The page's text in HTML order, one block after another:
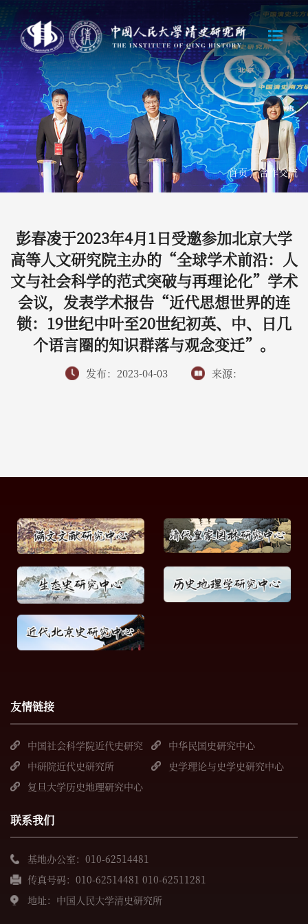
首页/合作交流
彭春凌于2023年4月1日受邀参加北京大学
高等人文研究院主办的“全球学术前沿：人
文与社会科学的范式突破与再理论化”学术
会议，发表学术报告“近代思想世界的连
锁：19世纪中叶至20世纪初英、中、日几
个语言圈的知识群落与观念变迁”。
发布：2023-04-03 来源：
友情链接
中国社会科学院近代史研究
所
中华民国史研究中心
中研院近代史研究所
史学理论与史学史研究中心
复旦大学历史地理研究中心
联系我们
基地办公室：010-62514481
传真号码：010-62514481 010-62511281
地址：中国人民大学清史研究所